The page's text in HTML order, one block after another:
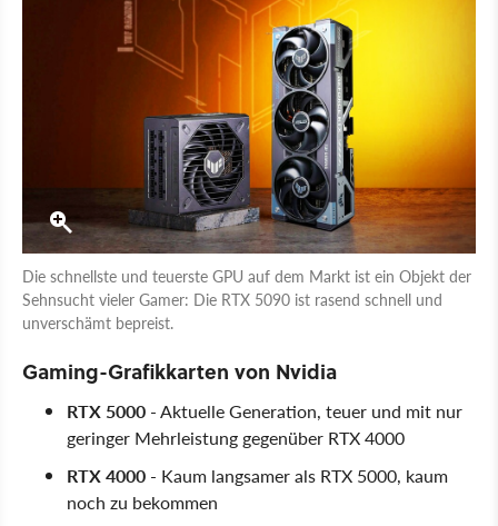
Die schnellste und teuerste GPU auf dem Markt ist ein Objekt der
Sehnsucht vieler Gamer: Die RTX 5090 ist rasend schnell und
unverschämt bepreist.
Gaming-Grafikkarten von Nvidia
RTX 5000 - Aktuelle Generation, teuer und mit nur
geringer Mehrleistung gegenüber RTX 4000
RTX 4000 - Kaum langsamer als RTX 5000, kaum
noch zu bekommen